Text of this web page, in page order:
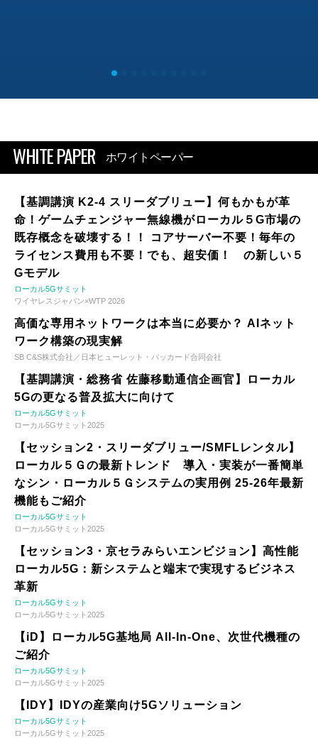
WHITE PAPER ホワイトペーパー
【基調講演 K2-4 スリーダブリュー】何もかもが革
命！ゲームチェンジャー無線機がローカル５G市場の
既存概念を破壊する！！ コアサーバー不要！毎年の
ライセンス費用も不要！でも、超安価！ の新しい５
Gモデル
ローカル5Gサミット
ワイヤレスジャパン×WTP 2026
高価な専用ネットワークは本当に必要か？ AIネット
ワーク構築の現実解
SB C&S株式会社／日本ヒューレット・パッカード合同会社
【基調講演・総務省 佐藤移動通信企画官】ローカル
5Gの更なる普及拡大に向けて
ローカル5Gサミット
ローカル5Gサミット2025
【セッション2・スリーダブリュー/SMFLレンタル】
ローカル５Ｇの最新トレンド 導入・実装が一番簡単
なシン・ローカル５Ｇシステムの実用例 25-26年最新
機能もご紹介
ローカル5Gサミット
ローカル5Gサミット2025
【セッション3・京セラみらいエンビジョン】高性能
ローカル5G：新システムと端末で実現するビジネス
革新
ローカル5Gサミット
ローカル5Gサミット2025
【iD】ローカル5G基地局 All-In-One、次世代機種の
ご紹介
ローカル5Gサミット
ローカル5Gサミット2025
【IDY】IDYの産業向け5Gソリューション
ローカル5Gサミット
ローカル5Gサミット2025